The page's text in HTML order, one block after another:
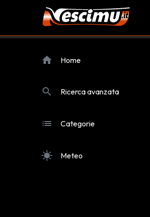
home Home
search Ricerca avanzata
list Categorie
sunny Meteo